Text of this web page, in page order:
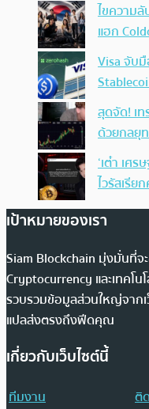
ไขความ
แฮก
Visa จับ
สุดจัด! เ
ด้วยกลยุ
‘เต๋า เศ
ไวรัสเรีย
เป้าหมายของเรา
Siam Blockchain มุ่งมั่นที่จ
Cryptocurrency และเทคโน
รวบรวมข้อมูลส่วนใหญ่จากเ
แปลส่งตรงถึงฟีดคุณ
เกี่ยวกับเว็บไซต์นี้
ทีมงาน
ติ